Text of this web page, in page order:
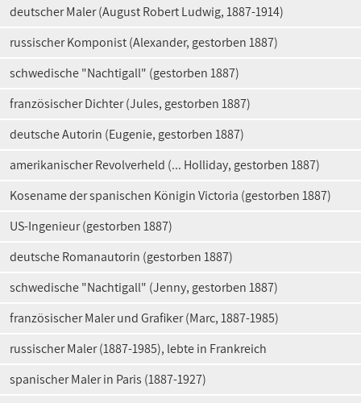
deutscher Maler (August Robert Ludwig, 1887-1914)
russischer Komponist (Alexander, gestorben 1887)
schwedische "Nachtigall" (gestorben 1887)
französischer Dichter (Jules, gestorben 1887)
deutsche Autorin (Eugenie, gestorben 1887)
amerikanischer Revolverheld (... Holliday, gestorben 1887)
Kosename der spanischen Königin Victoria (gestorben 1887)
US-Ingenieur (gestorben 1887)
deutsche Romanautorin (gestorben 1887)
schwedische "Nachtigall" (Jenny, gestorben 1887)
französischer Maler und Grafiker (Marc, 1887-1985)
russischer Maler (1887-1985), lebte in Frankreich
spanischer Maler in Paris (1887-1927)